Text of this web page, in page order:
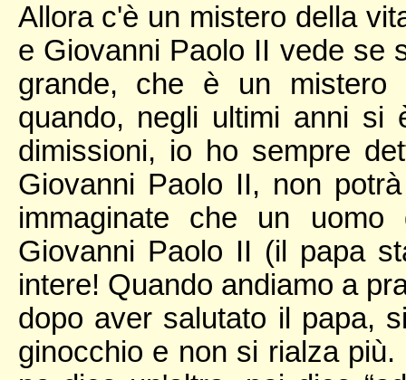
Allora c'è un mistero della
e Giovanni Paolo II vede se
grande, che è un
quando, negli ultimi anni si
dimissioni, io ho sempre
Giovanni Paolo II, non
immaginate che un
Giovanni Paolo II (il papa
intere! Quando andiamo a
dopo aver salutato il papa,
ginocchio e non si rialza